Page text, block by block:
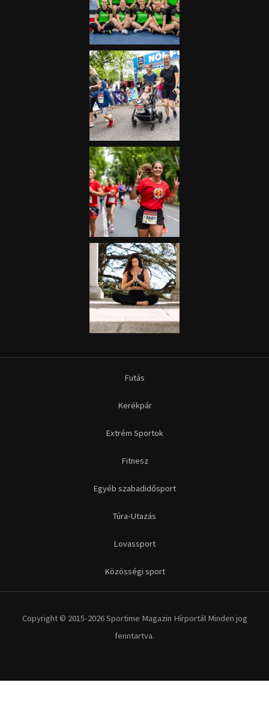
Futás
Kerékpár
Extrém Sportok
Fitnesz
Egyéb szabadidősport
Túra-Utazás
Lovassport
Közösségi sport
Copyright © 2015-2026 Sportime Magazin Hírportál Minden jog
fenntartva.